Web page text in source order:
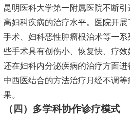
昆明医科大学第一附属医院不断
高妇科疾病的治疗水平。医院开
手术、妇科恶性肿瘤根治术等一
些手术具有创伤小、恢复快、疗
还在妇科内分泌疾病的治疗方面
中西医结合的方法治疗月经不调
果。
（四）多学科协作诊疗模式